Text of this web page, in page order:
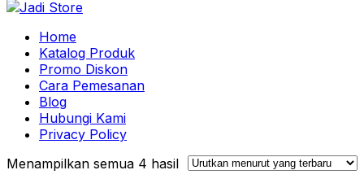
Home
Katalog Produk
Promo Diskon
Cara Pemesanan
Blog
Hubungi Kami
Privacy Policy
Menampilkan semua 4 hasilDiurutkan